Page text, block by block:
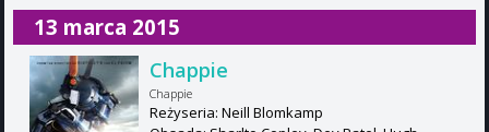
13 marca 2015
Chappie
Chappie
Reżyseria: Neill Blomkamp